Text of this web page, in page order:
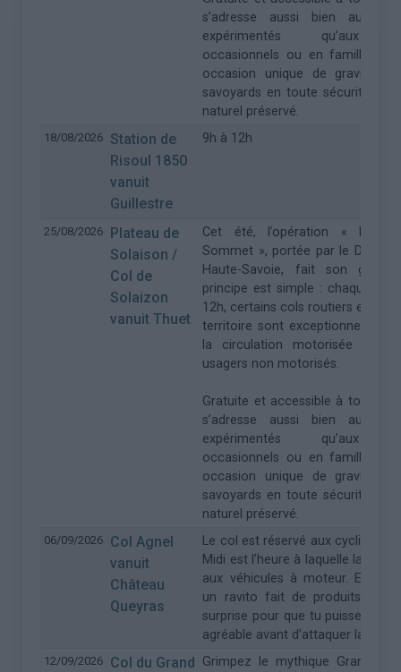
s’adresse aussi bien aux
expérimentés qu’aux
occasionnels ou en famille.
occasion unique de gravir les
savoyards en toute sécurité,
naturel préservé.
18/08/2026 Station de
Risoul 1850
vanuit
Guillestre
9h à 12h
25/08/2026 Plateau de
Solaison /
Col de
Solaizon
vanuit Thuet
Cet été, l’opération « Haute-
Sommet », portée par le
Haute-Savoie, fait son grand
principe est simple : chaque
12h, certains cols routiers
territoire sont
la circulation motorisée et
usagers non motorisés.
Gratuite et accessible à tous,
s’adresse aussi bien aux
expérimentés qu’aux
occasionnels ou en famille.
occasion unique de gravir les
savoyards en toute sécurité,
naturel préservé.
06/09/2026 Col Agnel
vanuit
Château
Queyras
Le col est réservé aux cyclistes
Midi est l’heure à laquelle la
aux véhicules à moteur. En
un ravito fait de produits
surprise pour que tu puisses
agréable avant d’attaquer la
12/09/2026 Col du Grand Grimpez le mythique Grand